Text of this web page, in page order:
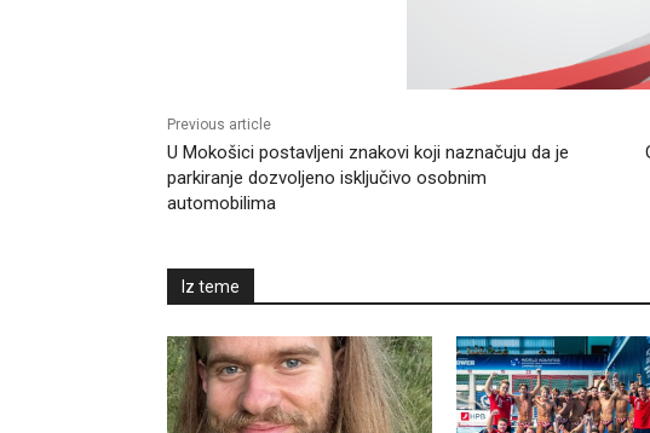
Previous article
U Mokošici postavljeni znakovi koji naznačuju da je
parkiranje dozvoljeno isključivo osobnim
automobilima
Iz teme